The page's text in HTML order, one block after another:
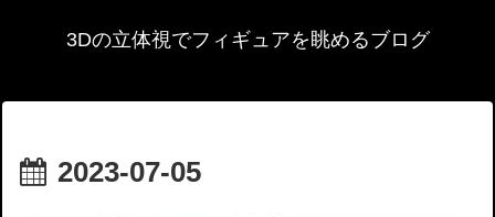
3Dの立体視でフィギュアを眺めるブログ
2023-07-05